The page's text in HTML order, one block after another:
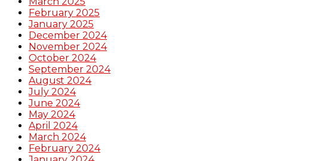
February 2025
January 2025
December 2024
November 2024
October 2024
September 2024
August 2024
July 2024
June 2024
May 2024
April 2024
March 2024
February 2024